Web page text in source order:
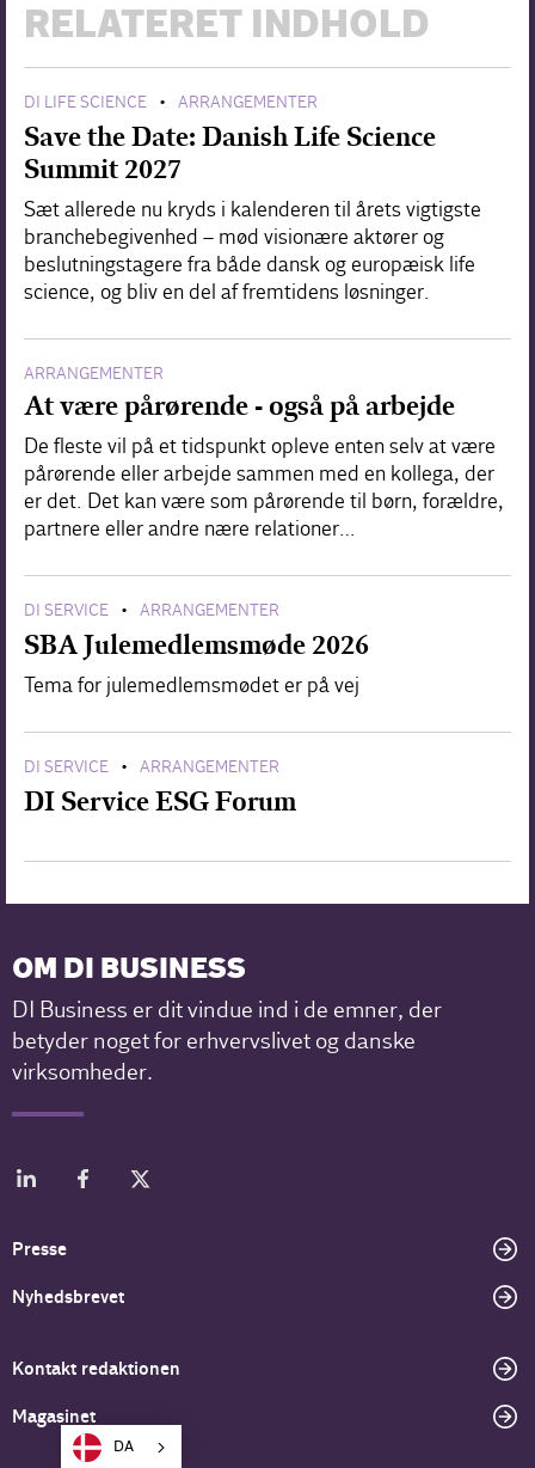
RELATERET INDHOLD
DI LIFE SCIENCE • ARRANGEMENTER
Save the Date: Danish Life Science
Summit 2027
Sæt allerede nu kryds i kalenderen til årets vigtigste
branchebegivenhed – mød visionære aktører og
beslutningstagere fra både dansk og europæisk life
science, og bliv en del af fremtidens løsninger.
ARRANGEMENTER
At være pårørende - også på arbejde
De fleste vil på et tidspunkt opleve enten selv at være
pårørende eller arbejde sammen med en kollega, der
er det. Det kan være som pårørende til børn, forældre,
partnere eller andre nære relationer…
DI SERVICE • ARRANGEMENTER
SBA Julemedlemsmøde 2026
Tema for julemedlemsmødet er på vej
DI SERVICE • ARRANGEMENTER
DI Service ESG Forum
OM DI BUSINESS
DI Business er dit vindue ind i de emner, der
betyder noget for erhvervslivet og danske
virksomheder.
Presse
Nyhedsbrevet
Kontakt redaktionen
Magasinet
DA